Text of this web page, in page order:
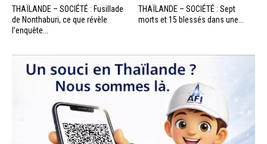
THAÏLANDE – SOCIÉTÉ : Fusillade
de Nonthaburi, ce que révèle
l’enquête...
THAÏLANDE – SOCIÉTÉ : Sept
morts et 15 blessés dans une...